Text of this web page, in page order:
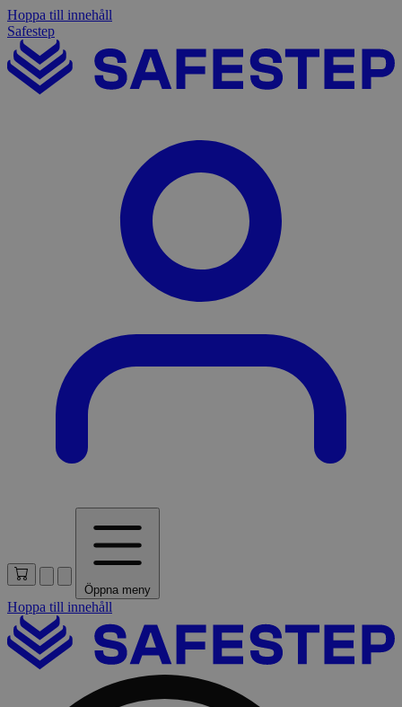
Hoppa till innehåll
Safestep
Öppna meny
Hoppa till innehåll